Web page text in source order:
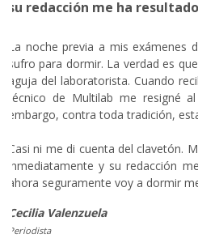
su redacción me ha
La noche previa a mis exámenes
sufro para dormir. La verdad es
aguja del laboratorista. Cuando
técnico de Multilab me resigné
embargo, contra toda tradición,
Casi ni me di cuenta del clavetón.
inmediatamente y su redacción
ahora seguramente voy a dormir
Cecilia Valenzuela
Periodista